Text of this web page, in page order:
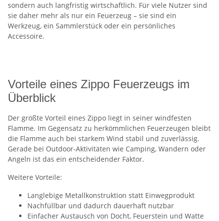
sondern auch langfristig wirtschaftlich. Für viele Nutzer sind
sie daher mehr als nur ein Feuerzeug – sie sind ein
Werkzeug, ein Sammlerstück oder ein persönliches
Accessoire.
Vorteile eines Zippo Feuerzeugs im
Überblick
Der größte Vorteil eines Zippo liegt in seiner windfesten
Flamme. Im Gegensatz zu herkömmlichen Feuerzeugen bleibt
die Flamme auch bei starkem Wind stabil und zuverlässig.
Gerade bei Outdoor-Aktivitäten wie Camping, Wandern oder
Angeln ist das ein entscheidender Faktor.
Weitere Vorteile:
Langlebige Metallkonstruktion statt Einwegprodukt
Nachfüllbar und dadurch dauerhaft nutzbar
Einfacher Austausch von Docht, Feuerstein und Watte